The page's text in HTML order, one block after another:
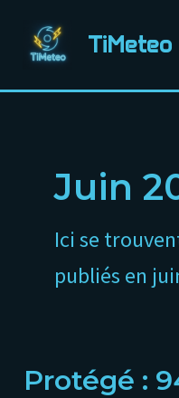
contenu
TiMeteo
Juin
Ici se
publiés en
Protégé :
Protégé :